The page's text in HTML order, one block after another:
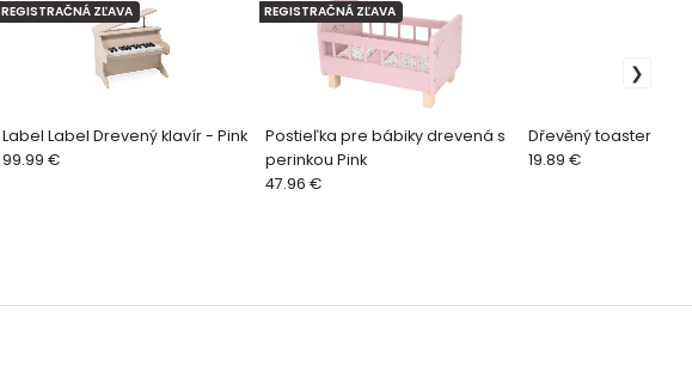
Label Label Drevený klavír - Pink
REGISTRAČNÁ ZĽAVA
99.99 €
Postieľka pre bábiky drevená s
perinkou Pink
REGISTRAČNÁ ZĽAVA
47.96 €
Dřevěný toaster set,
19.89 €